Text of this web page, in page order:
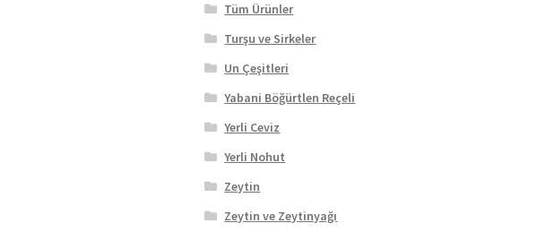
Tüm Ürünler
Turşu ve Sirkeler
Un Çeşitleri
Yabani Böğürtlen Reçeli
Yerli Ceviz
Yerli Nohut
Zeytin
Zeytin ve Zeytinyağı